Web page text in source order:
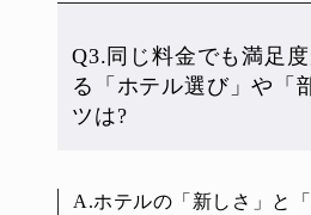
Q3.同じ料金でも満足
る「ホテル選び」や「
ツは?
A.ホテルの「新しさ」と